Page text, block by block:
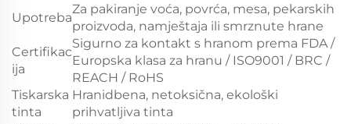
Upotreba
Za pakiranje voća, povrća, mesa, pekarskih
proizvoda, namještaja ili smrznute hrane
Certifikac
ija
Sigurno za kontakt s hranom prema FDA /
Europska klasa za hranu / ISO9001 / BRC /
REACH / RoHS
Tiskarska
tinta
Hranidbena, netoksična, ekološki
prihvatljiva tinta